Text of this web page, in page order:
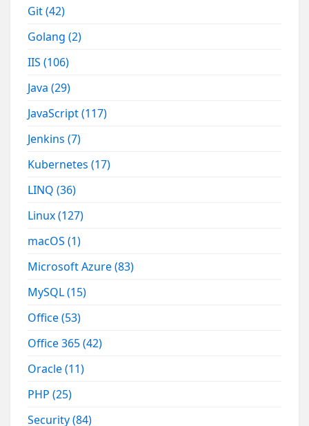
Git(42)
Golang(2)
IIS(106)
Java(29)
JavaScript(117)
Jenkins(7)
Kubernetes(17)
LINQ(36)
Linux(127)
macOS(1)
Microsoft Azure(83)
MySQL(15)
Office(53)
Office 365(42)
Oracle(11)
PHP(25)
Security(84)